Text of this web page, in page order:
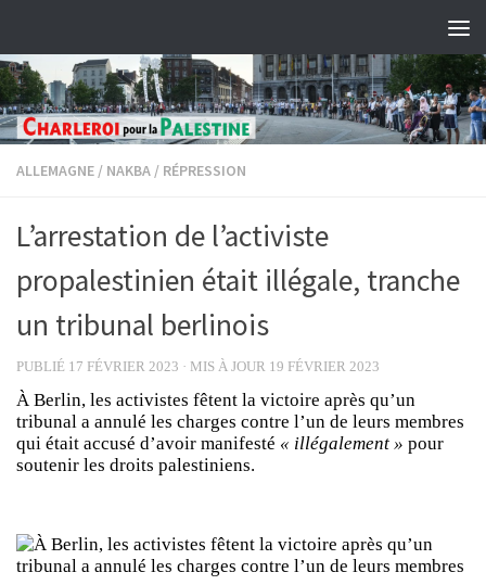
ALLEMAGNE / NAKBA / RÉPRESSION
L’arrestation de l’activiste
propalestinien était illégale, tranche
un tribunal berlinois
PUBLIÉ 17 FÉVRIER 2023 · MIS À JOUR 19 FÉVRIER 2023
À Berlin, les activistes fêtent la victoire après qu’un
tribunal a annulé les charges contre l’un de leurs membres
qui était accusé d’avoir manifesté « illégalement » pour
soutenir les droits palestiniens.